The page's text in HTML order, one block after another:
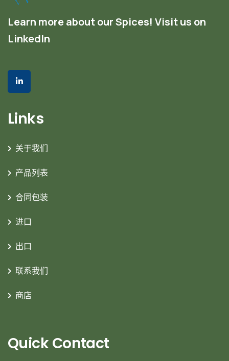
Learn more about our Spices! Visit us on
LinkedIn
Links
关于我们
产品列表
合同包装
进口
出口
联系我们
商店
Quick Contact